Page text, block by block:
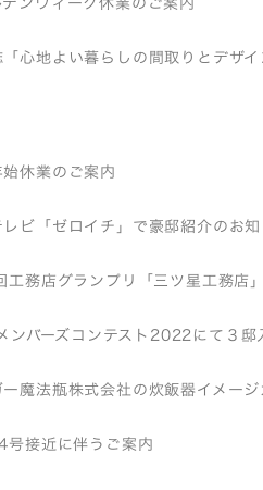
デンウィーク休業のご案内
「心地よい暮らしの間取りとデザ
始休業のご案内
レビ「ゼロイチ」で豪邸紹介のお知
工務店グランプリ「三ツ星工務店
ンバーズコンテスト2022にて３邸
ー魔法瓶株式会社の炊飯器イメー
号接近に伴うご案内